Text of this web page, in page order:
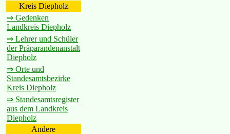
Kreis Diepholz
⇒ Gedenken
Landkreis Diepholz
⇒ Lehrer und Schüler
der Präparandenanstalt
Diepholz
⇒ Orte und
Standesamtsbezirke
Kreis Diepholz
⇒ Standesamtsregister
aus dem Landkreis
Diepholz
Andere